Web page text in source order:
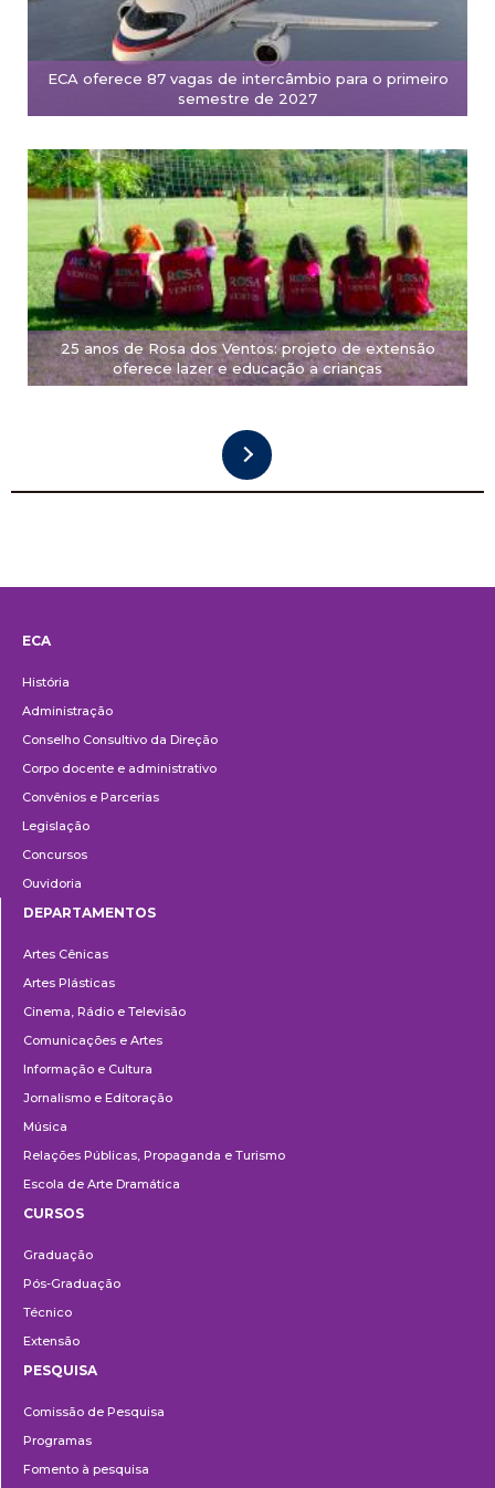
ECA oferece 87 vagas de intercâmbio para o primeiro
semestre de 2027
25 anos de Rosa dos Ventos: projeto de extensão
oferece lazer e educação a crianças
ECA
História
Administração
Conselho Consultivo da Direção
Corpo docente e administrativo
Convênios e Parcerias
Legislação
Concursos
Ouvidoria
DEPARTAMENTOS
Artes Cênicas
Artes Plásticas
Cinema, Rádio e Televisão
Comunicações e Artes
Informação e Cultura
Jornalismo e Editoração
Música
Relações Públicas, Propaganda e Turismo
Escola de Arte Dramática
CURSOS
Graduação
Pós-Graduação
Técnico
Extensão
PESQUISA
Comissão de Pesquisa
Programas
Fomento à pesquisa